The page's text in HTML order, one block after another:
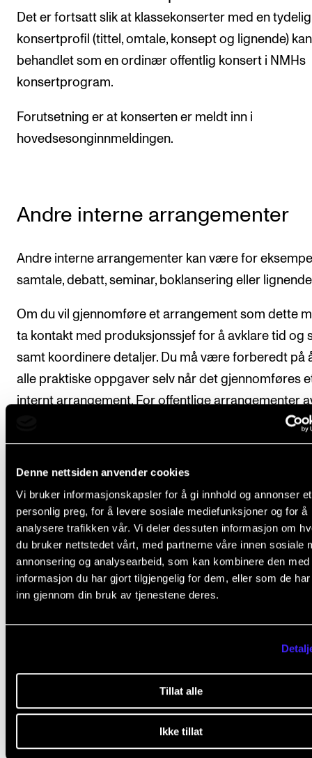
Denne nettsiden anvender cookies
Vi bruker informasjonskapsler for å gi innhold og annonser et
personlig preg, for å levere sosiale mediefunksjoner og for å
analysere trafikken vår. Vi deler dessuten informasjon om
du bruker nettstedet vårt, med partnerne våre innen sosiale
annonsering og analysearbeid, som kan kombinere den med
informasjon du har gjort tilgjengelig for dem, eller som de
inn gjennom din bruk av tjenestene deres.
Tillat alle
Ikke tillat
Det er fortsatt slik at klassekonserter med en tydelig
konsertprofil (tittel, omtale, konsept og lignende)
behandlet som en ordinær offentlig konsert i NMHs
konsertprogram.
Forutsetning er at konserten er meldt inn i
hovedsesonginnmeldingen.
Andre interne arrangementer
Andre interne arrangementer kan være for
samtale, debatt, seminar, boklansering eller
Om du vil gjennomføre et arrangement som dette
ta kontakt med produksjonssjef for å avklare tid og
samt koordinere detaljer. Du må være forberedt på
alle praktiske oppgaver selv når det gjennomføres
internt arrangement. For offentlige arrangementer
samme type, se egen side for offentlige konserter-
arrangementer.
Et arrangement med en midre, personlig invitert
personer ser vi på som et møte, dette er noe du
booke og gjennomføre uten videre involvering ved å
booke rom som normalt. Se egen side om
generelt.
Regler og retningslinjer for
konserter og arrangementer
Hvordan booke øvingskonsert